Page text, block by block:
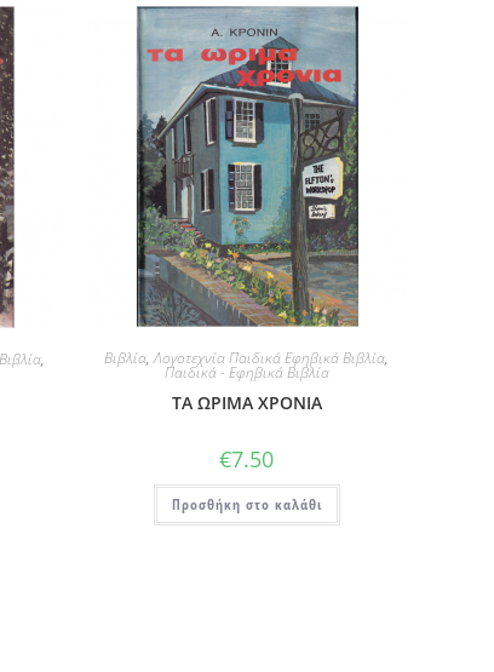
, Βιβλία,Λογοτεχνία Παιδικά Εφηβικά Βιβλία,
Παιδικά - Εφηβικά Βιβλία
ΤΑ ΩΡΙΜΑ ΧΡΟΝΙΑ
€7.50
Προσθήκη στο καλάθι